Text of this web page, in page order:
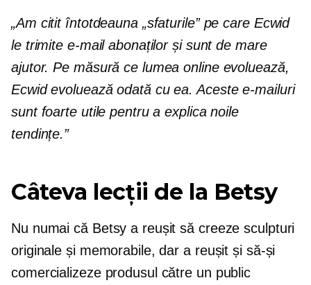
„Am citit întotdeauna „sfaturile” pe care Ecwid
le trimite e-mail abonaților și sunt de mare
ajutor. Pe măsură ce lumea online evoluează,
Ecwid evoluează odată cu ea. Aceste e-mailuri
sunt foarte utile pentru a explica noile
tendințe.”
Câteva lecții de la Betsy
Nu numai că Betsy a reușit să creeze sculpturi
originale și memorabile, dar a reușit și să-și
comercializeze produsul către un public